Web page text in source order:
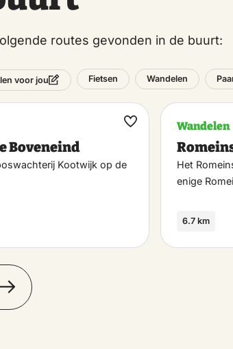
routes gevonden in de buurt:
voor jou Fietsen Wandelen
Boveneind
Kootwijk op de
Maak
Wandelen
Het
enige
6.7 km